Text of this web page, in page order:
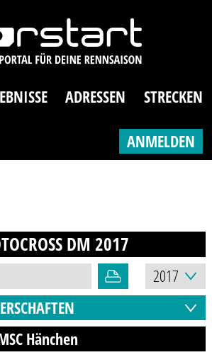
ADRESSEN STRECKEN
ANMELDEN
DM 2017
Hänchen